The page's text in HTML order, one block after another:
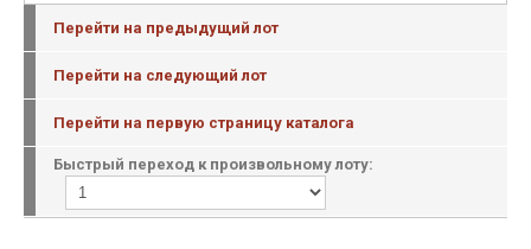
Перейти на предыдущий лот
Перейти на следующий лот
Перейти на первую страницу каталога
Быстрый переход к произвольному лоту: